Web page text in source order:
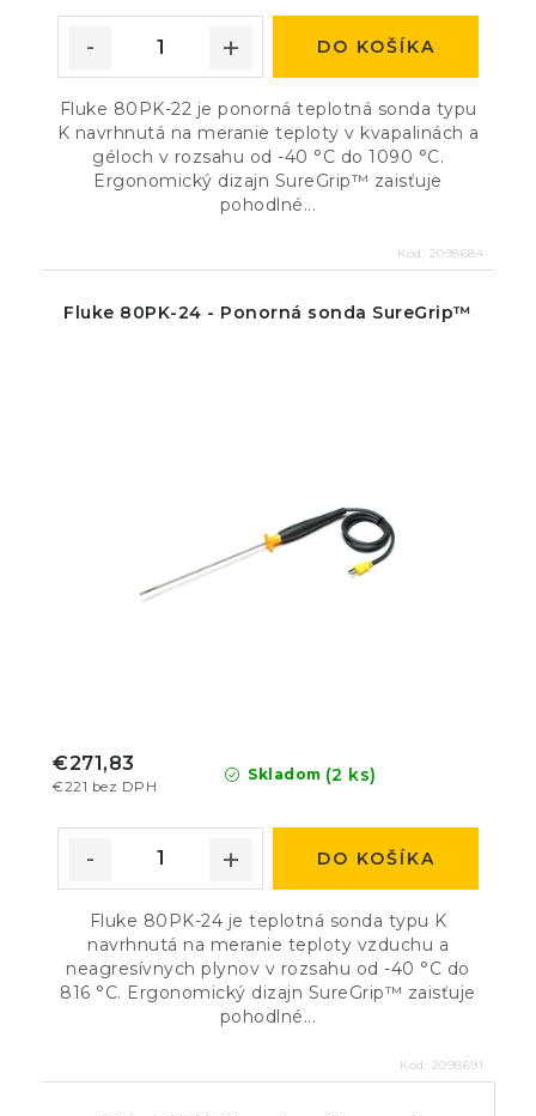
DO KOŠÍKA
Fluke 80PK-22 je ponorná teplotná sonda typu
K navrhnutá na meranie teploty v kvapalinách a
géloch v rozsahu od -40 °C do 1090 °C.
Ergonomický dizajn SureGrip™ zaisťuje
pohodlné...
Kód: 2098684
Fluke 80PK-24 - Ponorná sonda SureGrip™
Skladom (2 ks)
€221 bez DPH
€271,83
DO KOŠÍKA
Fluke 80PK-24 je teplotná sonda typu K
navrhnutá na meranie teploty vzduchu a
neagresívnych plynov v rozsahu od -40 °C do
816 °C. Ergonomický dizajn SureGrip™ zaisťuje
pohodlné...
Kód: 2098691